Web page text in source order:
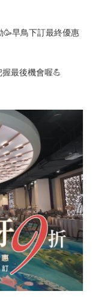
🥳早鳥下訂最終優惠
最後機會喔💪